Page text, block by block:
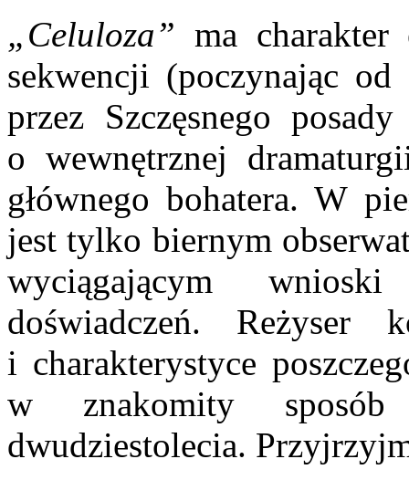
„Celuloza” ma
sekwencji (poczynając
przez Szczęsnego
o wewnętrznej
głównego bohatera. W
jest tylko biernym
wyciągającym
doświadczeń.
i charakterystyce
w znakomity sposób
dwudziestolecia.